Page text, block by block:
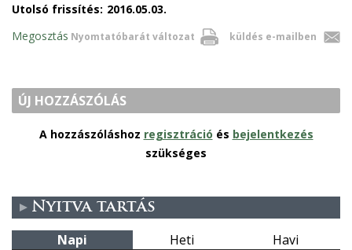
Utolsó frissítés: 2016.05.03.
Nyomtatóbarát változat küldés e-mailben
Megosztás
ÚJ HOZZÁSZÓLÁS
A hozzászóláshoz regisztráció és bejelentkezés
szükséges
Nyitva tartás
Napi Heti Havi